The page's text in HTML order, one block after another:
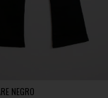
NEGRO